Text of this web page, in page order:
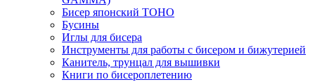
Бисер японский TOHO
Бусины
Иглы для бисера
Инструменты для работы с бисером и бижутерией
Канитель, трунцал для вышивки
Книги по бисероплетению